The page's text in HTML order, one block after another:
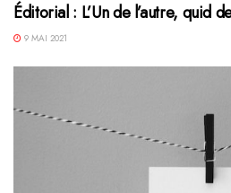
Éditorial : L’Un de l’autre, quid
9 MAI 2021